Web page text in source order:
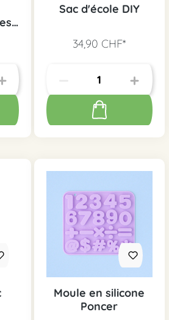
Sac d'école DIY
34,90 CHF*
Moule en silicone
Poncer